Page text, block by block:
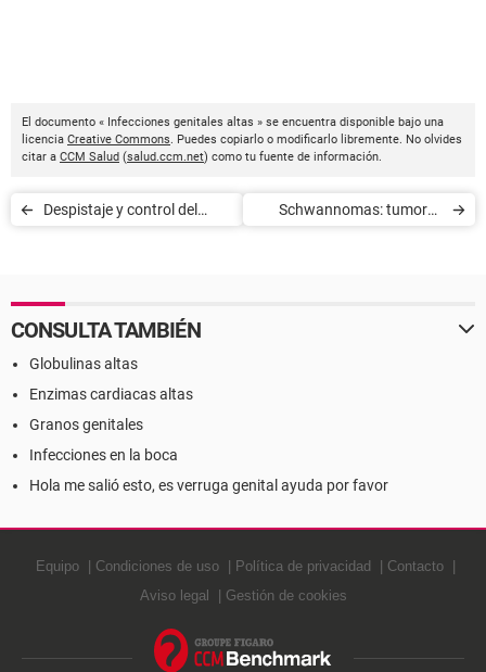
El documento « Infecciones genitales altas » se encuentra disponible bajo una
licencia Creative Commons. Puedes copiarlo o modificarlo libremente. No olvides
citar a CCM Salud (salud.ccm.net) como tu fuente de información.
Despistaje y control del
profesional
Schwannomas: tumores
CONSULTA TAMBIÉN
Globulinas altas
Enzimas cardiacas altas
Granos genitales
Infecciones en la boca
Hola me salió esto, es verruga genital ayuda por favor
Equipo Condiciones de uso Política de privacidad
Contacto
Aviso legal
Gestión de cookies